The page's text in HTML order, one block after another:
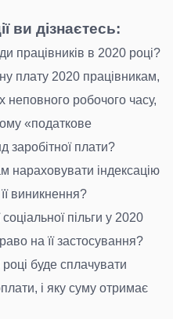
ви дізнаєтесь:
працівників в 2020 році?
плату 2020 працівникам,
неповного робочого часу,
«податкове
плати?
нараховувати індексацію
виникнення?
пільги у 2020
на її застосування?
році буде сплачувати
і яку суму отримає